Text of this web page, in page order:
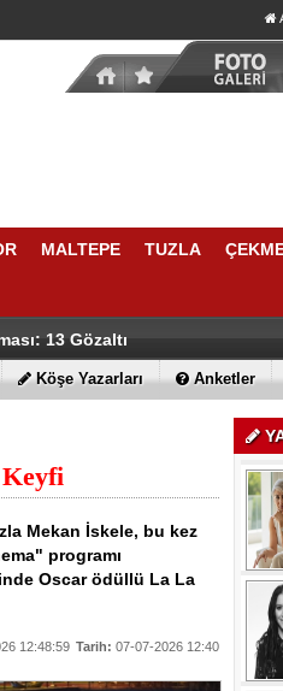
MALTEPE TUZLA
Teşkilatı
13 Gözaltı
Köşe Yazarları Anketler
Keyfi
Mekan İskele, bu kez
programı
Oscar ödüllü La La
12:48:59 Tarih: 07-07-2026 12:40